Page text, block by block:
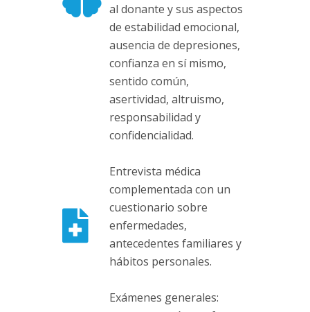
al donante y sus aspectos
de estabilidad emocional,
ausencia de depresiones,
confianza en sí mismo,
sentido común,
asertividad, altruismo,
responsabilidad y
confidencialidad.
Entrevista médica
complementada con un
cuestionario sobre
enfermedades,
antecedentes familiares y
hábitos personales.
Exámenes generales: